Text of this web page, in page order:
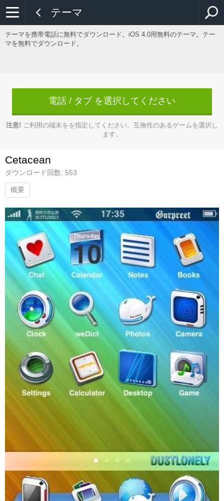
テーマ
テーマを携帯電話に無料でダウンロード。iOS 4.0用無料のテーマ。テー
マを無料でダウンロード。
電話 / タブ を選択してください
注意! ご利用の端末をを指定してください。互換性のあるゲームを選択し
ます。
Cetacean
ダウンロード回数: 553
概要